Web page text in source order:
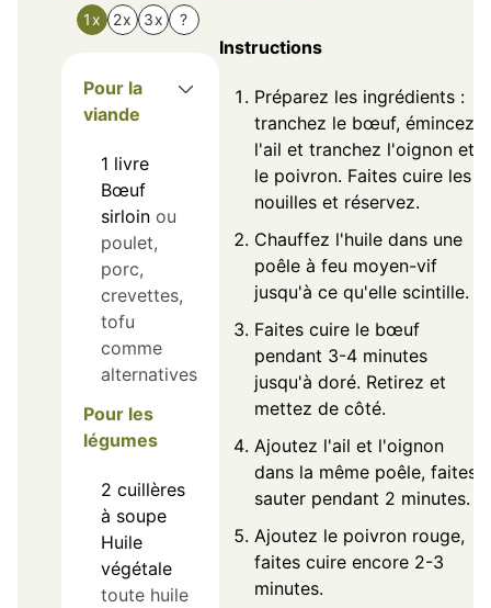
1x 2x 3x ?
Pour la
viande
1 livre
Bœuf
sirloin ou
poulet,
porc,
crevettes,
tofu
comme
alternatives
Pour les
légumes
2 cuillères
à soupe
Huile
végétale
toute huile
Instructions
Préparez les ingrédients :
tranchez le bœuf, émincez
l'ail et tranchez l'oignon et
le poivron. Faites cuire les
nouilles et réservez.
Chauffez l'huile dans une
poêle à feu moyen-vif
jusqu'à ce qu'elle scintille.
Faites cuire le bœuf
pendant 3-4 minutes
jusqu'à doré. Retirez et
mettez de côté.
Ajoutez l'ail et l'oignon
dans la même poêle, faites
sauter pendant 2 minutes.
Ajoutez le poivron rouge,
faites cuire encore 2-3
minutes.